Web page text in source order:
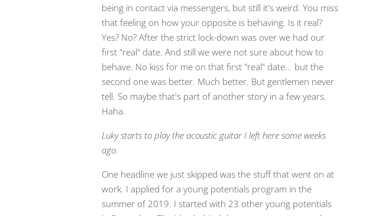
being in contact via messengers, but still it's weird. You miss
that feeling on how your opposite is behaving. Is it real?
Yes? No? After the strict lock-down was over we had our
first "real" date. And still we were not sure about how to
behave. No kiss for me on that first "real" date... but the
second one was better. Much better. But gentlemen never
tell. So maybe that's part of another story in a few years.
Haha.
Luky starts to play the acoustic guitar I left here some weeks
ago.
One headline we just skipped was the stuff that went on at
work. I applied for a young potentials program in the
summer of 2019. I started with 23 other young potentials